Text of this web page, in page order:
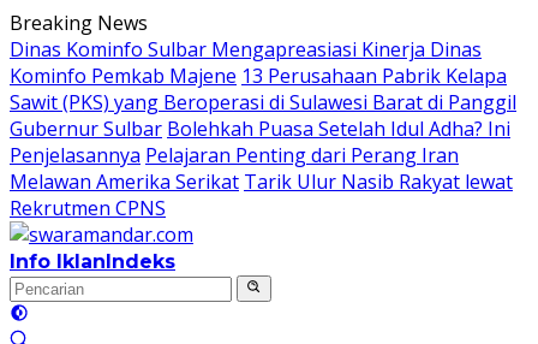
Langsung
ke
konten
Breaking News
Dinas Kominfo Sulbar Mengapreasiasi Kinerja Dinas
Kominfo Pemkab Majene 13 Perusahaan Pabrik Kelapa
Sawit (PKS) yang Beroperasi di Sulawesi Barat di Panggil
Gubernur Sulbar Bolehkah Puasa Setelah Idul Adha? Ini
Penjelasannya Pelajaran Penting dari Perang Iran
Melawan Amerika Serikat Tarik Ulur Nasib Rakyat lewat
Rekrutmen CPNS
Info IklanIndeks